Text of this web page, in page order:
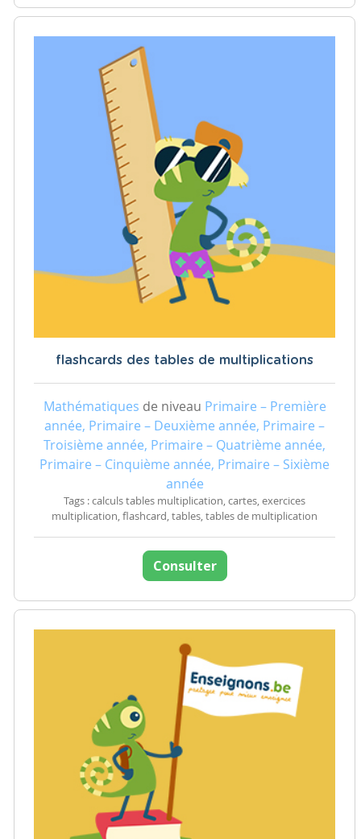
flashcards des tables de multiplications
Mathématiques de niveau Primaire – Première
année, Primaire – Deuxième année, Primaire –
Troisième année, Primaire – Quatrième année,
Primaire – Cinquième année, Primaire – Sixième
année
Tags : calculs tables multiplication, cartes, exercices
multiplication, flashcard, tables, tables de multiplication
Consulter